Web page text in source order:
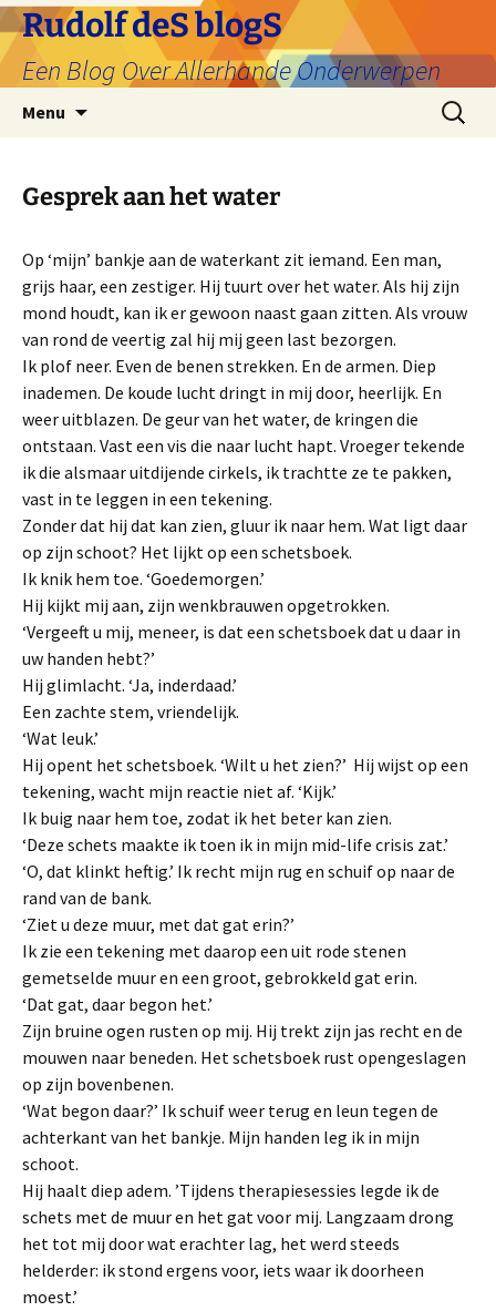
Ga
naar
de
inhoud
Rudolf deS blogS
Een Blog Over Allerhande Onderwerpen
Menu
Zoeken
naar:
Gesprek aan het water
Op ‘mijn’ bankje aan de waterkant zit iemand. Een man,
grijs haar, een zestiger. Hij tuurt over het water. Als hij zijn
mond houdt, kan ik er gewoon naast gaan zitten. Als vrouw
van rond de veertig zal hij mij geen last bezorgen.
Ik plof neer. Even de benen strekken. En de armen. Diep
inademen. De koude lucht dringt in mij door, heerlijk. En
weer uitblazen. De geur van het water, de kringen die
ontstaan. Vast een vis die naar lucht hapt. Vroeger tekende
ik die alsmaar uitdijende cirkels, ik trachtte ze te pakken,
vast in te leggen in een tekening.
Zonder dat hij dat kan zien, gluur ik naar hem. Wat ligt daar
op zijn schoot? Het lijkt op een schetsboek.
Ik knik hem toe. ‘Goedemorgen.’
Hij kijkt mij aan, zijn wenkbrauwen opgetrokken.
‘Vergeeft u mij, meneer, is dat een schetsboek dat u daar in
uw handen hebt?’
Hij glimlacht. ‘Ja, inderdaad.’
Een zachte stem, vriendelijk.
‘Wat leuk.’
Hij opent het schetsboek. ‘Wilt u het zien?’ Hij wijst op een
tekening, wacht mijn reactie niet af. ‘Kijk.’
Ik buig naar hem toe, zodat ik het beter kan zien.
‘Deze schets maakte ik toen ik in mijn mid-life crisis zat.’
‘O, dat klinkt heftig.’ Ik recht mijn rug en schuif op naar de
rand van de bank.
‘Ziet u deze muur, met dat gat erin?’
Ik zie een tekening met daarop een uit rode stenen
gemetselde muur en een groot, gebrokkeld gat erin.
‘Dat gat, daar begon het.’
Zijn bruine ogen rusten op mij. Hij trekt zijn jas recht en de
mouwen naar beneden. Het schetsboek rust opengeslagen
op zijn bovenbenen.
‘Wat begon daar?’ Ik schuif weer terug en leun tegen de
achterkant van het bankje. Mijn handen leg ik in mijn
schoot.
Hij haalt diep adem. ’Tijdens therapiesessies legde ik de
schets met de muur en het gat voor mij. Langzaam drong
het tot mij door wat erachter lag, het werd steeds
helderder: ik stond ergens voor, iets waar ik doorheen
moest.’